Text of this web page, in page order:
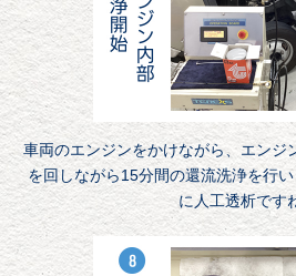
車両のエンジンをかけながら、エンジ
を回しながら15分間の還流洗浄を行
に人工透析です